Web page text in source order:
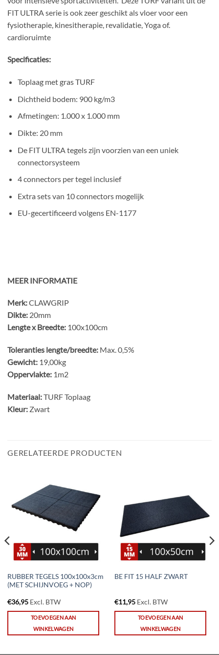
FIT ULTRA serie is ook zeer geschikt als vloer voor een
fysiotherapie, kinesitherapie, revalidatie, Yoga of.
cardioruimte
Specificaties:
Toplaag met gras TURF
Dichtheid bodem: 900 kg/m3
Afmetingen: 1.000 x 1.000 mm
Dikte: 20 mm
De FIT ULTRA tegels zijn voorzien van een uniek
connectorsysteem
4 connectors per tegel inclusief
Extra sets van 10 connectors mogelijk
EU-gecertificeerd volgens EN-1177
MEER INFORMATIE
Merk:CLAWGRIP
Dikte: 20mm
Lengte x Breedte: 100x100cm
Toleranties lengte/breedte: Max. 0,5%
Gewicht: 19,00kg
Oppervlakte: 1m2
Materiaal:TURF Toplaag
Kleur: Zwart
GERELATEERDE PRODUCTEN
RUBBER TEGELS 100x100x3cm
(MET SCHIJNVOEG + NOP)
€36,95Excl. BTW
TOEVOEGEN AAN
WINKELWAGEN
BE FIT 15 HALF ZWART
€11,95Excl. BTW
TOEVOEGEN AAN
WINKELWAGEN